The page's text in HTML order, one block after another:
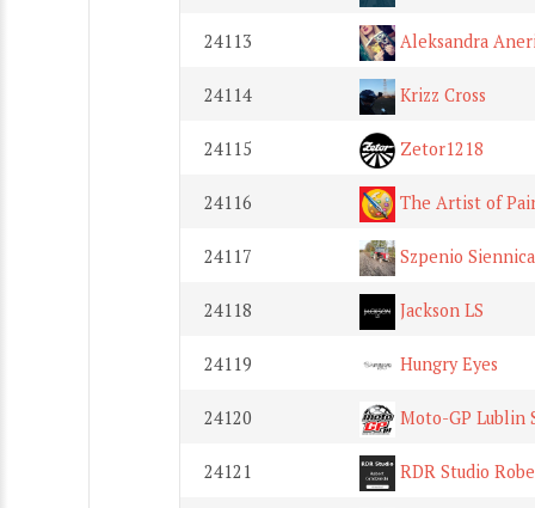
24113 Aleksandra
24114 Krizz Cross
24115 Zetor1218
24116 The Artist of
24117 Szpenio Siennica
24118 Jackson LS
24119 Hungry Eyes
24120 Moto-GP Lublin
24121 RDR Studio